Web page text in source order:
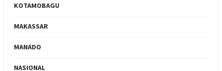
KOTAMOBAGU
MAKASSAR
MANADO
NASIONAL